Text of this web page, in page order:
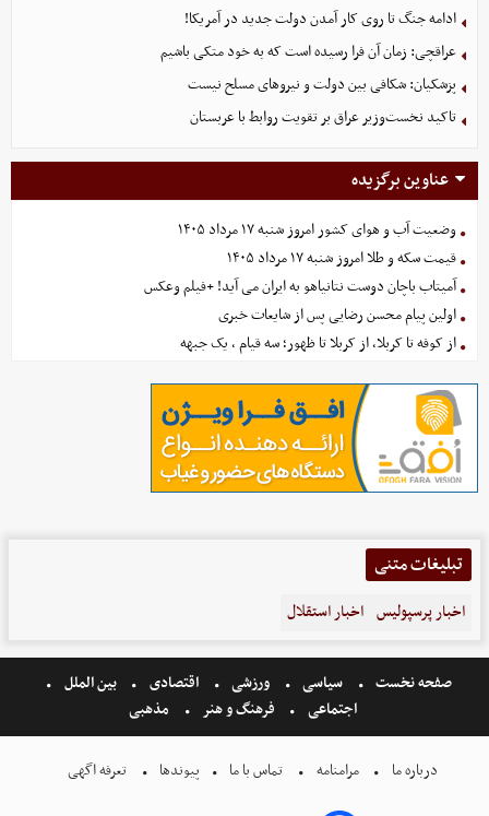
ادامه جنگ تا روی کار آمدن دولت جدید در آمریکا!
عراقچی: زمان آن فرا رسیده است که به خود متکی باشیم
پزشکیان: شکافی بین دولت و نیروهای مسلح نیست
تاکید نخست‌وزیر عراق بر تقویت روابط با عربستان
عناوین برگزیده
وضعیت آب و هوای کشور امروز شنبه ۱۷ مرداد ۱۴۰۵
قیمت سکه و طلا امروز شنبه ۱۷ مرداد ۱۴۰۵
آمیتاب باچان دوست نتانیاهو به ایران می آید! +فیلم وعکس
اولین پیام محسن رضایی پس از شایعات خبری
از کوفه تا کربلا، از کربلا تا ظهور؛ سه قیام ، یک جبهه
تبلیغات متنی
اخبار پرسپولیس اخبار استقلال
صفحه نخست سیاسی ورزشی اقتصادی
بین الملل
اجتماعی
فرهنگ و هنر مذهبی
درباره ما مرامنامه تماس با ما پیوندها تعرفه اگهی